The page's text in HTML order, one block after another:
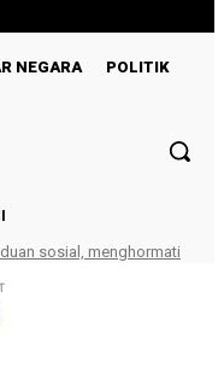
NEGARA
POLITIK
sosial, menghormati